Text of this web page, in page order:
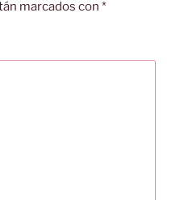
marcados con *